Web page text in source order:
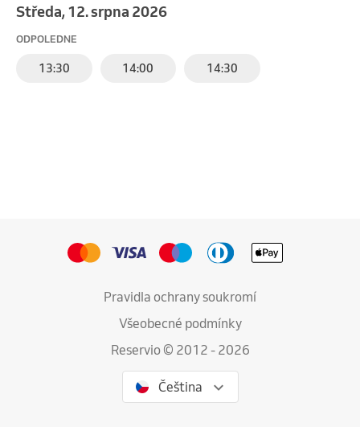
středa, 12. srpna 2026
ODPOLEDNE
13:30 14:00 14:30
Pravidla ochrany soukromí
Všeobecné podmínky
Reservio © 2012 - 2026
Čeština